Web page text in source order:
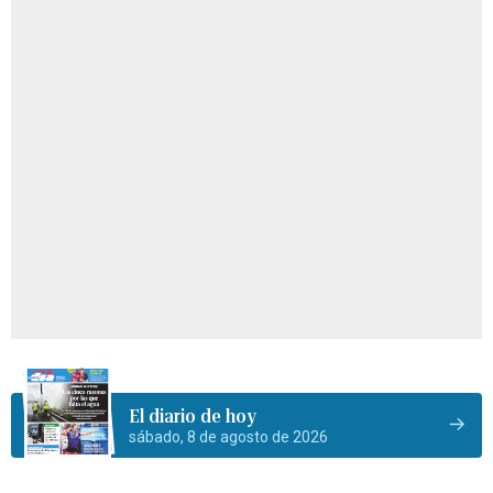
El diario de hoy
sábado, 8 de agosto de 2026